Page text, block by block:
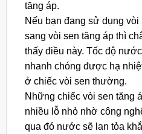
tăng áp.
Nếu bạn đang sử dụng
sang vòi sen tăng áp thì
thấy điều này. Tốc độ
nhanh chóng được hạ
ở chiếc vòi sen thường.
Những chiếc vòi sen tăng
nhiều lỗ nhỏ nhờ công
qua đó nước sẽ lan tỏa